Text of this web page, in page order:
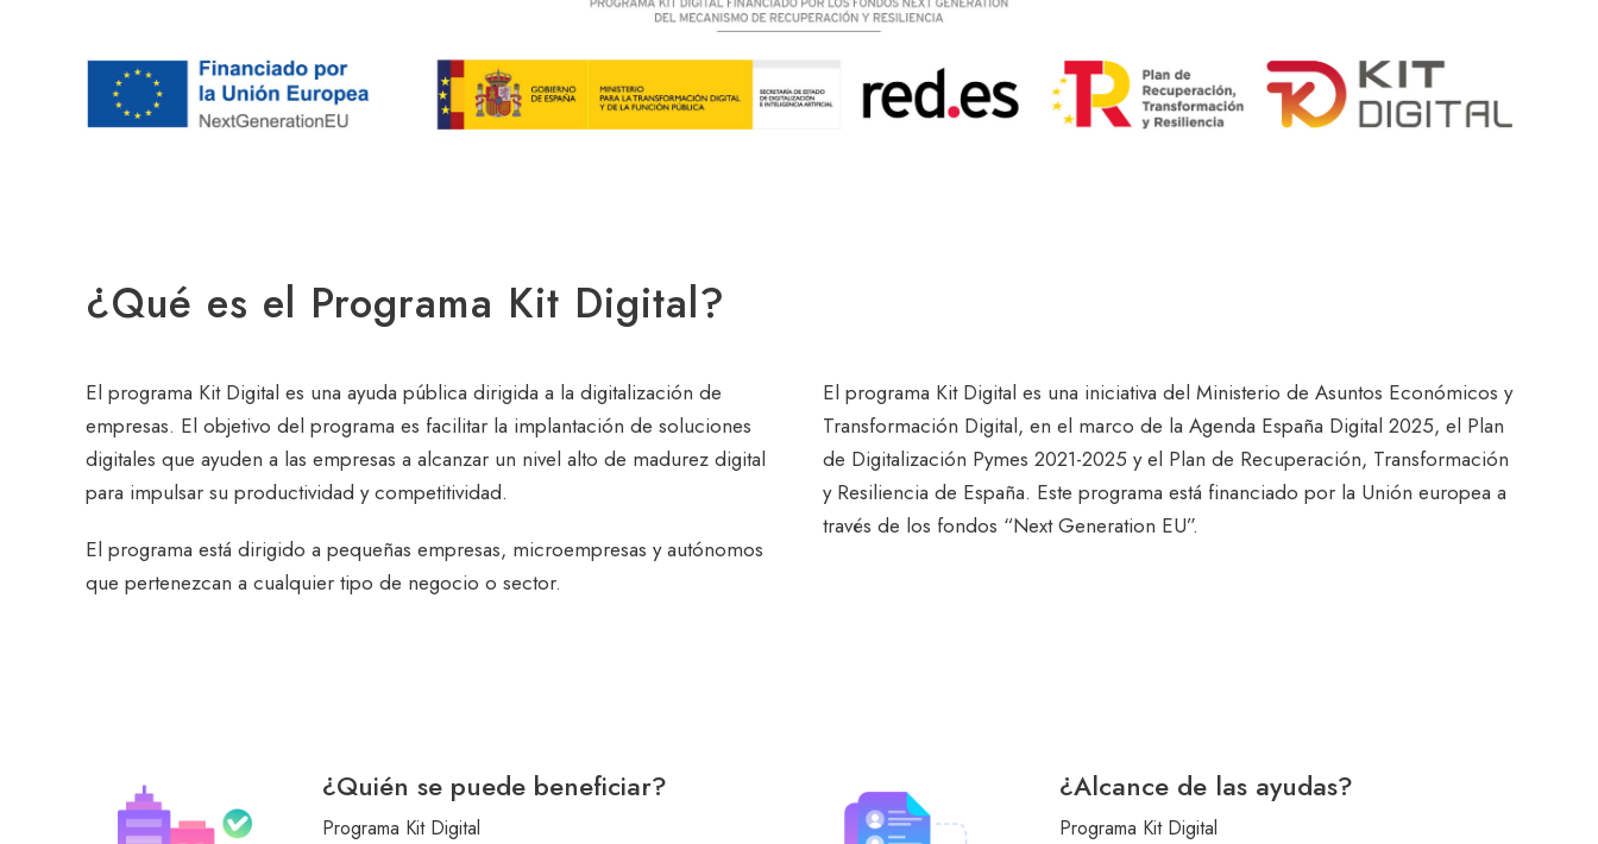
¿Qué es el Programa Kit Digital?
El programa Kit Digital es una ayuda pública dirigida a la digitalización de
empresas. El objetivo del programa es facilitar la implantación de soluciones
digitales que ayuden a las empresas a alcanzar un nivel alto de madurez digital
para impulsar su productividad y competitividad.
El programa está dirigido a pequeñas empresas, microempresas y autónomos
que pertenezcan a cualquier tipo de negocio o sector.
El programa Kit Digital es una iniciativa del Ministerio de Asuntos Económicos y
Transformación Digital, en el marco de la Agenda España Digital 2025, el Plan
de Digitalización Pymes 2021-2025 y el Plan de Recuperación, Transformación
y Resiliencia de España. Este programa está financiado por la Unión europea a
través de los fondos “Next Generation EU”.
¿Quién se puede beneficiar?
Programa Kit Digital
¿Alcance de las ayudas?
Programa Kit Digital